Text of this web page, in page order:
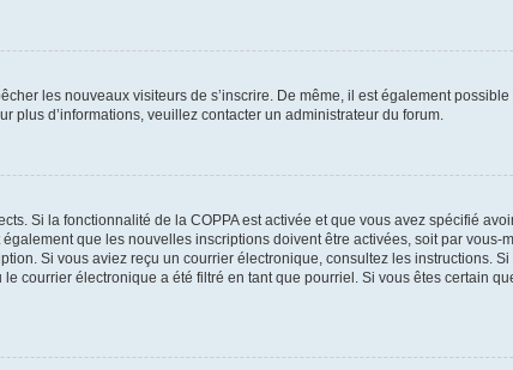
les nouveaux visiteurs de s’inscrire. De même, il est également
plus d’informations, veuillez contacter un administrateur du forum.
Si la fonctionnalité de la COPPA est activée et que vous avez spécifié
que les nouvelles inscriptions doivent être activées, soit par vous-
Si vous aviez reçu un courrier électronique, consultez les instructions.
courrier électronique a été filtré en tant que pourriel. Si vous êtes certain